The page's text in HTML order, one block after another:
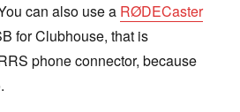
can also use a RØDECaster
for Clubhouse, that is
phone connector, because